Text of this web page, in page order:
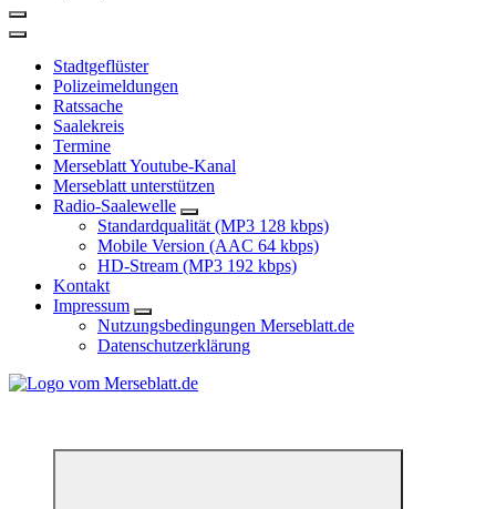
Stadtgeflüster
Polizeimeldungen
Ratssache
Saalekreis
Termine
Merseblatt Youtube-Kanal
Merseblatt unterstützen
Radio-Saalewelle
Standardqualität (MP3 128 kbps)
Mobile Version (AAC 64 kbps)
HD-Stream (MP3 192 kbps)
Kontakt
Impressum
Nutzungsbedingungen Merseblatt.de
Datenschutzerklärung